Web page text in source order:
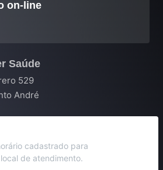
on-line
Saúde
529
André
cadastrado para
de atendimento.